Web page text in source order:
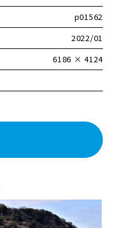
p01562
2022/01
6186 × 4124